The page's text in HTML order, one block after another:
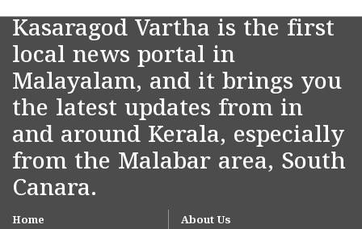
Kasaragod Vartha is the first
local news portal in
Malayalam, and it brings you
the latest updates from in
and around Kerala, especially
from the Malabar area, South
Canara.
Home
About Us